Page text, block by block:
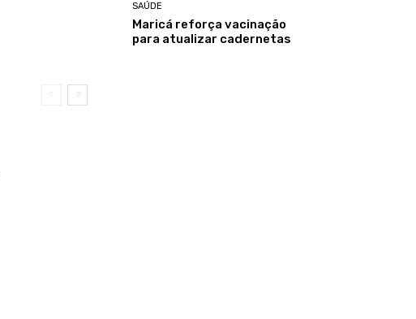
SAÚDE
Maricá reforça vacinação
para atualizar cadernetas